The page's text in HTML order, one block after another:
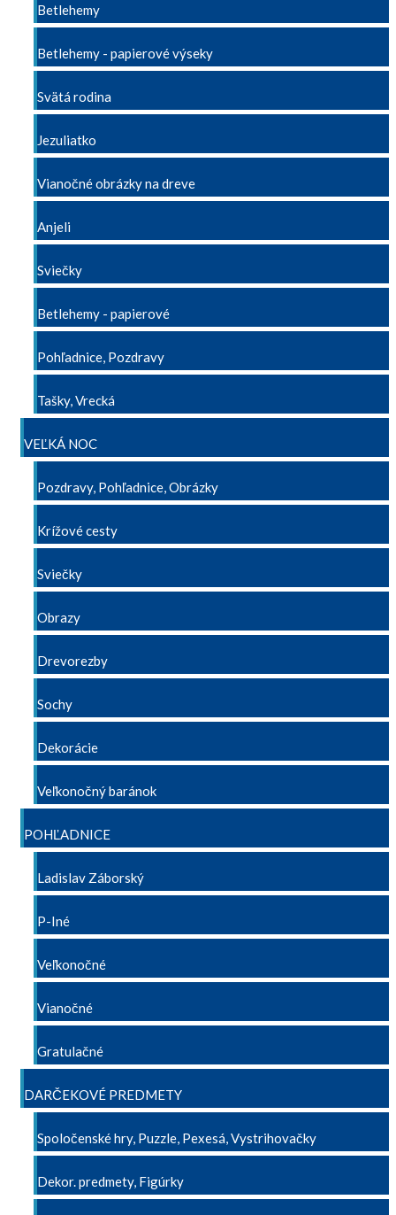
Betlehemy
Betlehemy - papierové výseky
Svätá rodina
Jezuliatko
Vianočné obrázky na dreve
Anjeli
Sviečky
Betlehemy - papierové
Pohľadnice, Pozdravy
Tašky, Vrecká
VEĽKÁ NOC
Pozdravy, Pohľadnice, Obrázky
Krížové cesty
Sviečky
Obrazy
Drevorezby
Sochy
Dekorácie
Veľkonočný baránok
POHĽADNICE
Ladislav Záborský
P-Iné
Veľkonočné
Vianočné
Gratulačné
DARČEKOVÉ PREDMETY
Spoločenské hry, Puzzle, Pexesá, Vystrihovačky
Dekor. predmety, Figúrky